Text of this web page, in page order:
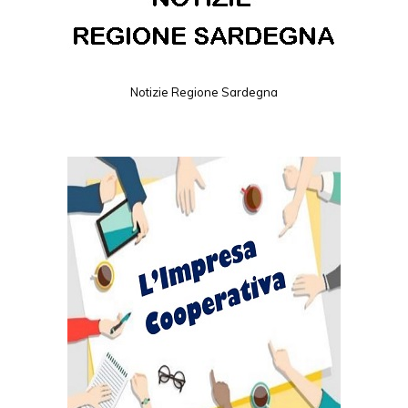
Notizie Regione Sardegna